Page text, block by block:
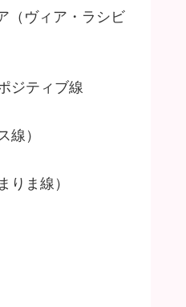
（ヴィア・ラシビ
ジティブ線
線）
りま線）